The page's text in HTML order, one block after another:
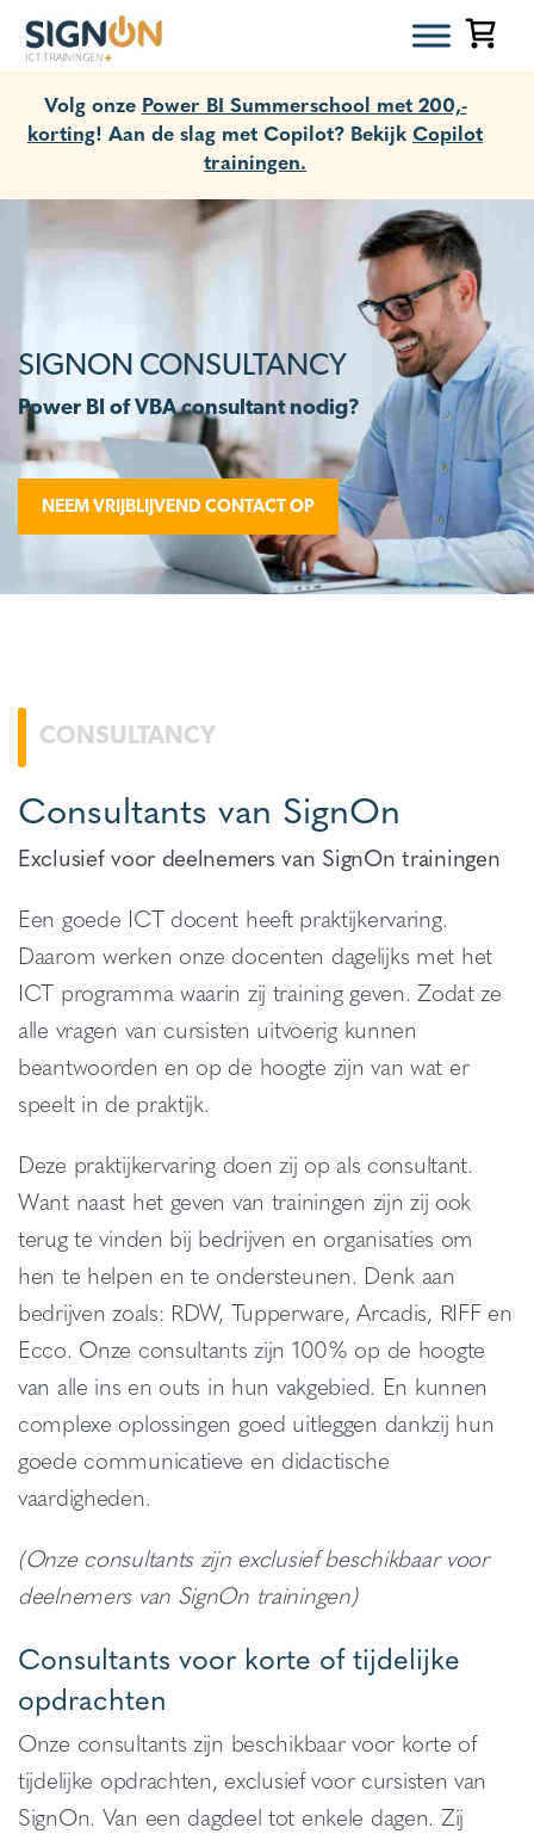
Volg onze Power BI Summerschool met 200,-
korting! Aan de slag met Copilot? Bekijk Copilot
trainingen.
SIGNON CONSULTANCY
Power BI of VBA consultant nodig?
NEEM VRIJBLIJVEND CONTACT OP
CONSULTANCY
Consultants van SignOn
Exclusief voor deelnemers van SignOn trainingen
Een goede ICT docent heeft praktijkervaring.
Daarom werken onze docenten dagelijks met het
ICT programma waarin zij training geven. Zodat ze
alle vragen van cursisten uitvoerig kunnen
beantwoorden en op de hoogte zijn van wat er
speelt in de praktijk.
Deze praktijkervaring doen zij op als consultant.
Want naast het geven van trainingen zijn zij ook
terug te vinden bij bedrijven en organisaties om
hen te helpen en te ondersteunen. Denk aan
bedrijven zoals: RDW, Tupperware, Arcadis, RIFF en
Ecco. Onze consultants zijn 100% op de hoogte
van alle ins en outs in hun vakgebied. En kunnen
complexe oplossingen goed uitleggen dankzij hun
goede communicatieve en didactische
vaardigheden.
(Onze consultants zijn exclusief beschikbaar voor
deelnemers van SignOn trainingen)
Consultants voor korte of tijdelijke
opdrachten
Onze consultants zijn beschikbaar voor korte of
tijdelijke opdrachten, exclusief voor cursisten van
SignOn. Van een dagdeel tot enkele dagen. Zij